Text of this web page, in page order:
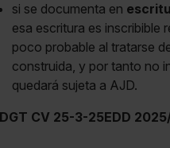
si se documenta en
esa escritura es inscribible
poco probable al tratarse
construida, y por tanto no
quedará sujeta a AJD.
DGT CV 25-3-25EDD 2025/